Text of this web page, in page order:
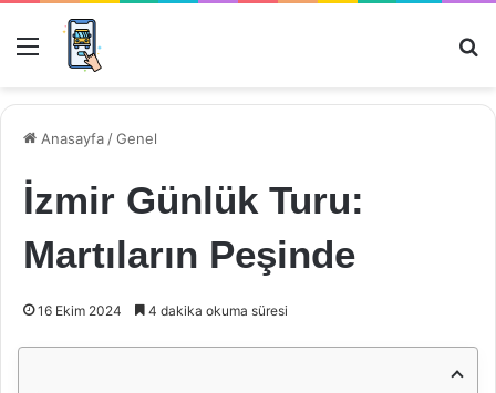
Menü
Anasayfa /Genel
İzmir Günlük Turu:
Martıların Peşinde
16 Ekim 2024 4 dakika okuma süresi